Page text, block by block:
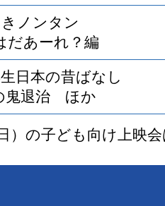
ノンタン
だあーれ？編
日本の昔ばなし
鬼退治 ほか
）の子ども向け上映会